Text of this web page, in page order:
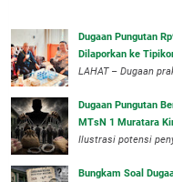
Dugaan Pungutan
Dilaporkan ke
LAHAT – Dugaan
Dugaan Pungutan
MTsN 1 Muratara
Ilustrasi potensi
Bungkam Soal